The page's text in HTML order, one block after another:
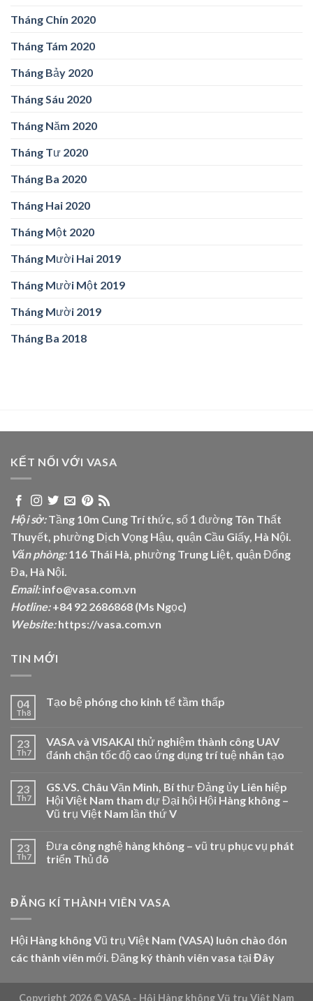
Tháng Chín 2020
Tháng Tám 2020
Tháng Bảy 2020
Tháng Sáu 2020
Tháng Năm 2020
Tháng Tư 2020
Tháng Ba 2020
Tháng Hai 2020
Tháng Một 2020
Tháng Mười Hai 2019
Tháng Mười Một 2019
Tháng Mười 2019
Tháng Ba 2018
KẾT NỐI VỚI VASA
Hội sở:Tầng 10m Cung Trí thức, số 1 đường Tôn Thất
Thuyết, phường Dịch Vọng Hậu, quận Cầu Giấy, Hà Nội.
Văn phòng:116 Thái Hà, phường Trung Liệt, quận Đống
Đa, Hà Nội.
Email:info@vasa.com.vn
Hotline:+84 92 2686868 (Ms Ngọc)
Website: https://vasa.com.vn
TIN MỚI
04
Th8
Tạo bệ phóng cho kinh tế tầm thấp
23
Th7
VASA và VISAKAI thử nghiệm thành công UAV
đánh chặn tốc độ cao ứng dụng trí tuệ nhân tạo
23
Th7
GS.VS. Châu Văn Minh, Bí thư Đảng ủy Liên hiệp
Hội Việt Nam tham dự Đại hội Hội Hàng không –
Vũ trụ Việt Nam lần thứ V
23
Th7
Đưa công nghệ hàng không – vũ trụ phục vụ phát
triển Thủ đô
ĐĂNG KÍ THÀNH VIÊN VASA
Hội Hàng không Vũ trụ Việt Nam (VASA) luôn chào đón
các thành viên mới. Đăng ký thành viên vasa tạiĐây
Copyright 2026 © VASA - Hội Hàng không Vũ trụ Việt Nam